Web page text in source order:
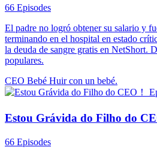
66 Episodes
El padre no logró obtener su salario y
terminando en el hospital en estado
la deuda de sangre gratis en NetShort.
populares.
CEO Bebé Huir con un bebé.
Estou Grávida do Filho do
66 Episodes